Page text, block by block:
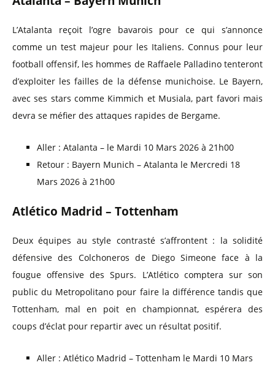
L’Atalanta reçoit l’ogre bavarois pour ce qui s’annonce
comme un test majeur pour les Italiens. Connus pour leur
football offensif, les hommes de Raffaele Palladino tenteront
d’exploiter les failles de la défense munichoise. Le Bayern,
avec ses stars comme Kimmich et Musiala, part favori mais
devra se méfier des attaques rapides de Bergame.
Aller : Atalanta – le Mardi 10 Mars 2026 à 21h00
Retour : Bayern Munich – Atalanta le Mercredi 18
Mars 2026 à 21h00
Atlético Madrid – Tottenham
Deux équipes au style contrasté s’affrontent : la solidité
défensive des Colchoneros de Diego Simeone face à la
fougue offensive des Spurs. L’Atlético comptera sur son
public du Metropolitano pour faire la différence tandis que
Tottenham, mal en poit en championnat, espérera des
coups d’éclat pour repartir avec un résultat positif.
Aller : Atlético Madrid – Tottenham le Mardi 10 Mars